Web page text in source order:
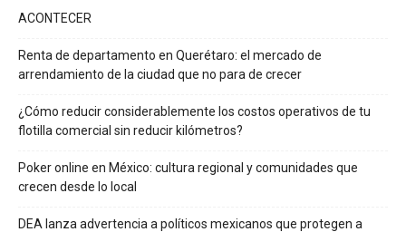
ACONTECER
Renta de departamento en Querétaro: el mercado de
arrendamiento de la ciudad que no para de crecer
¿Cómo reducir considerablemente los costos operativos de tu
flotilla comercial sin reducir kilómetros?
Poker online en México: cultura regional y comunidades que
crecen desde lo local
DEA lanza advertencia a políticos mexicanos que protegen a